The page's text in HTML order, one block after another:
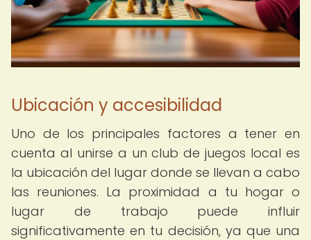
Ubicación y accesibilidad
Uno de los principales factores a tener en
cuenta al unirse a un club de juegos local es
la ubicación del lugar donde se llevan a cabo
las reuniones. La proximidad a tu hogar o
lugar de trabajo puede influir
significativamente en tu decisión, ya que una